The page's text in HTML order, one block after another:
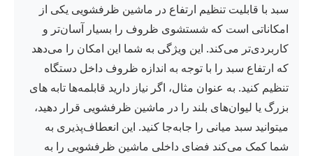
سبد با قابلیت تنظیم ارتفاع در ماشین ظرفشویی یکی از
امکاناتی است که شستشوی ظروف را بسیار آسان‌تر و
کاربردی‌تر می‌کند. این ویژگی به شما این امکان را می‌دهد
که ارتفاع سبد را با توجه به اندازه ظروف داخل دستگاه
تنظیم کنید. به عنوان مثال، اگر نیاز دارید قابلمه‌ها تابه های
بزرگ یا لیوان‌های بلند را در ماشین ظرفشویی قرار دهید،
میتوانید سبد میانی را جابه‌جا کنید. این انعطاف‌پذیری به
شما کمک می‌کند فضای داخلی ماشین ظرفشویی را به